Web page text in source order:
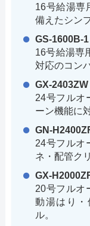
16号給湯専
備えたシン
GS-1600B-1
16号給湯専
対応のコン
GX-2403ZW
24号フルオ
ーン機能に
GN-
24号フルオ
ネ・配管ク
GX-
20号フルオ
動湯はり
ル。